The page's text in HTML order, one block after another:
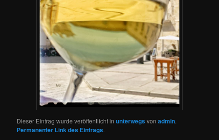
Dieser Eintrag wurde veröffentlicht inunterwegsvonadmin.
Permanenter Link des Eintrags.